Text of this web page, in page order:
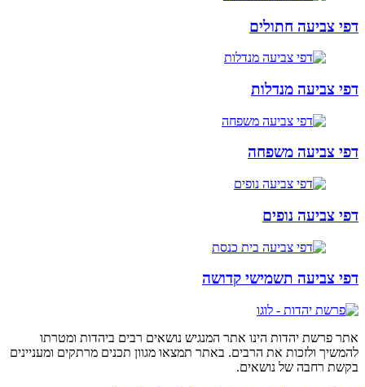
דפי צביעה חתולים
דפי צביעה מנדלות
דפי צביעה משפחה
דפי צביעה נופים
דפי צביעה תשמישי קדושה
אתר פרשת יהדות הינו אתר המנגיש נושאים רבים ביהדות ומטרתו
להמשיך ולזכות את הרבים. באתר תמצאו מגוון תכנים מרתקים ומעניינים
בקשת רחבה של נושאים.